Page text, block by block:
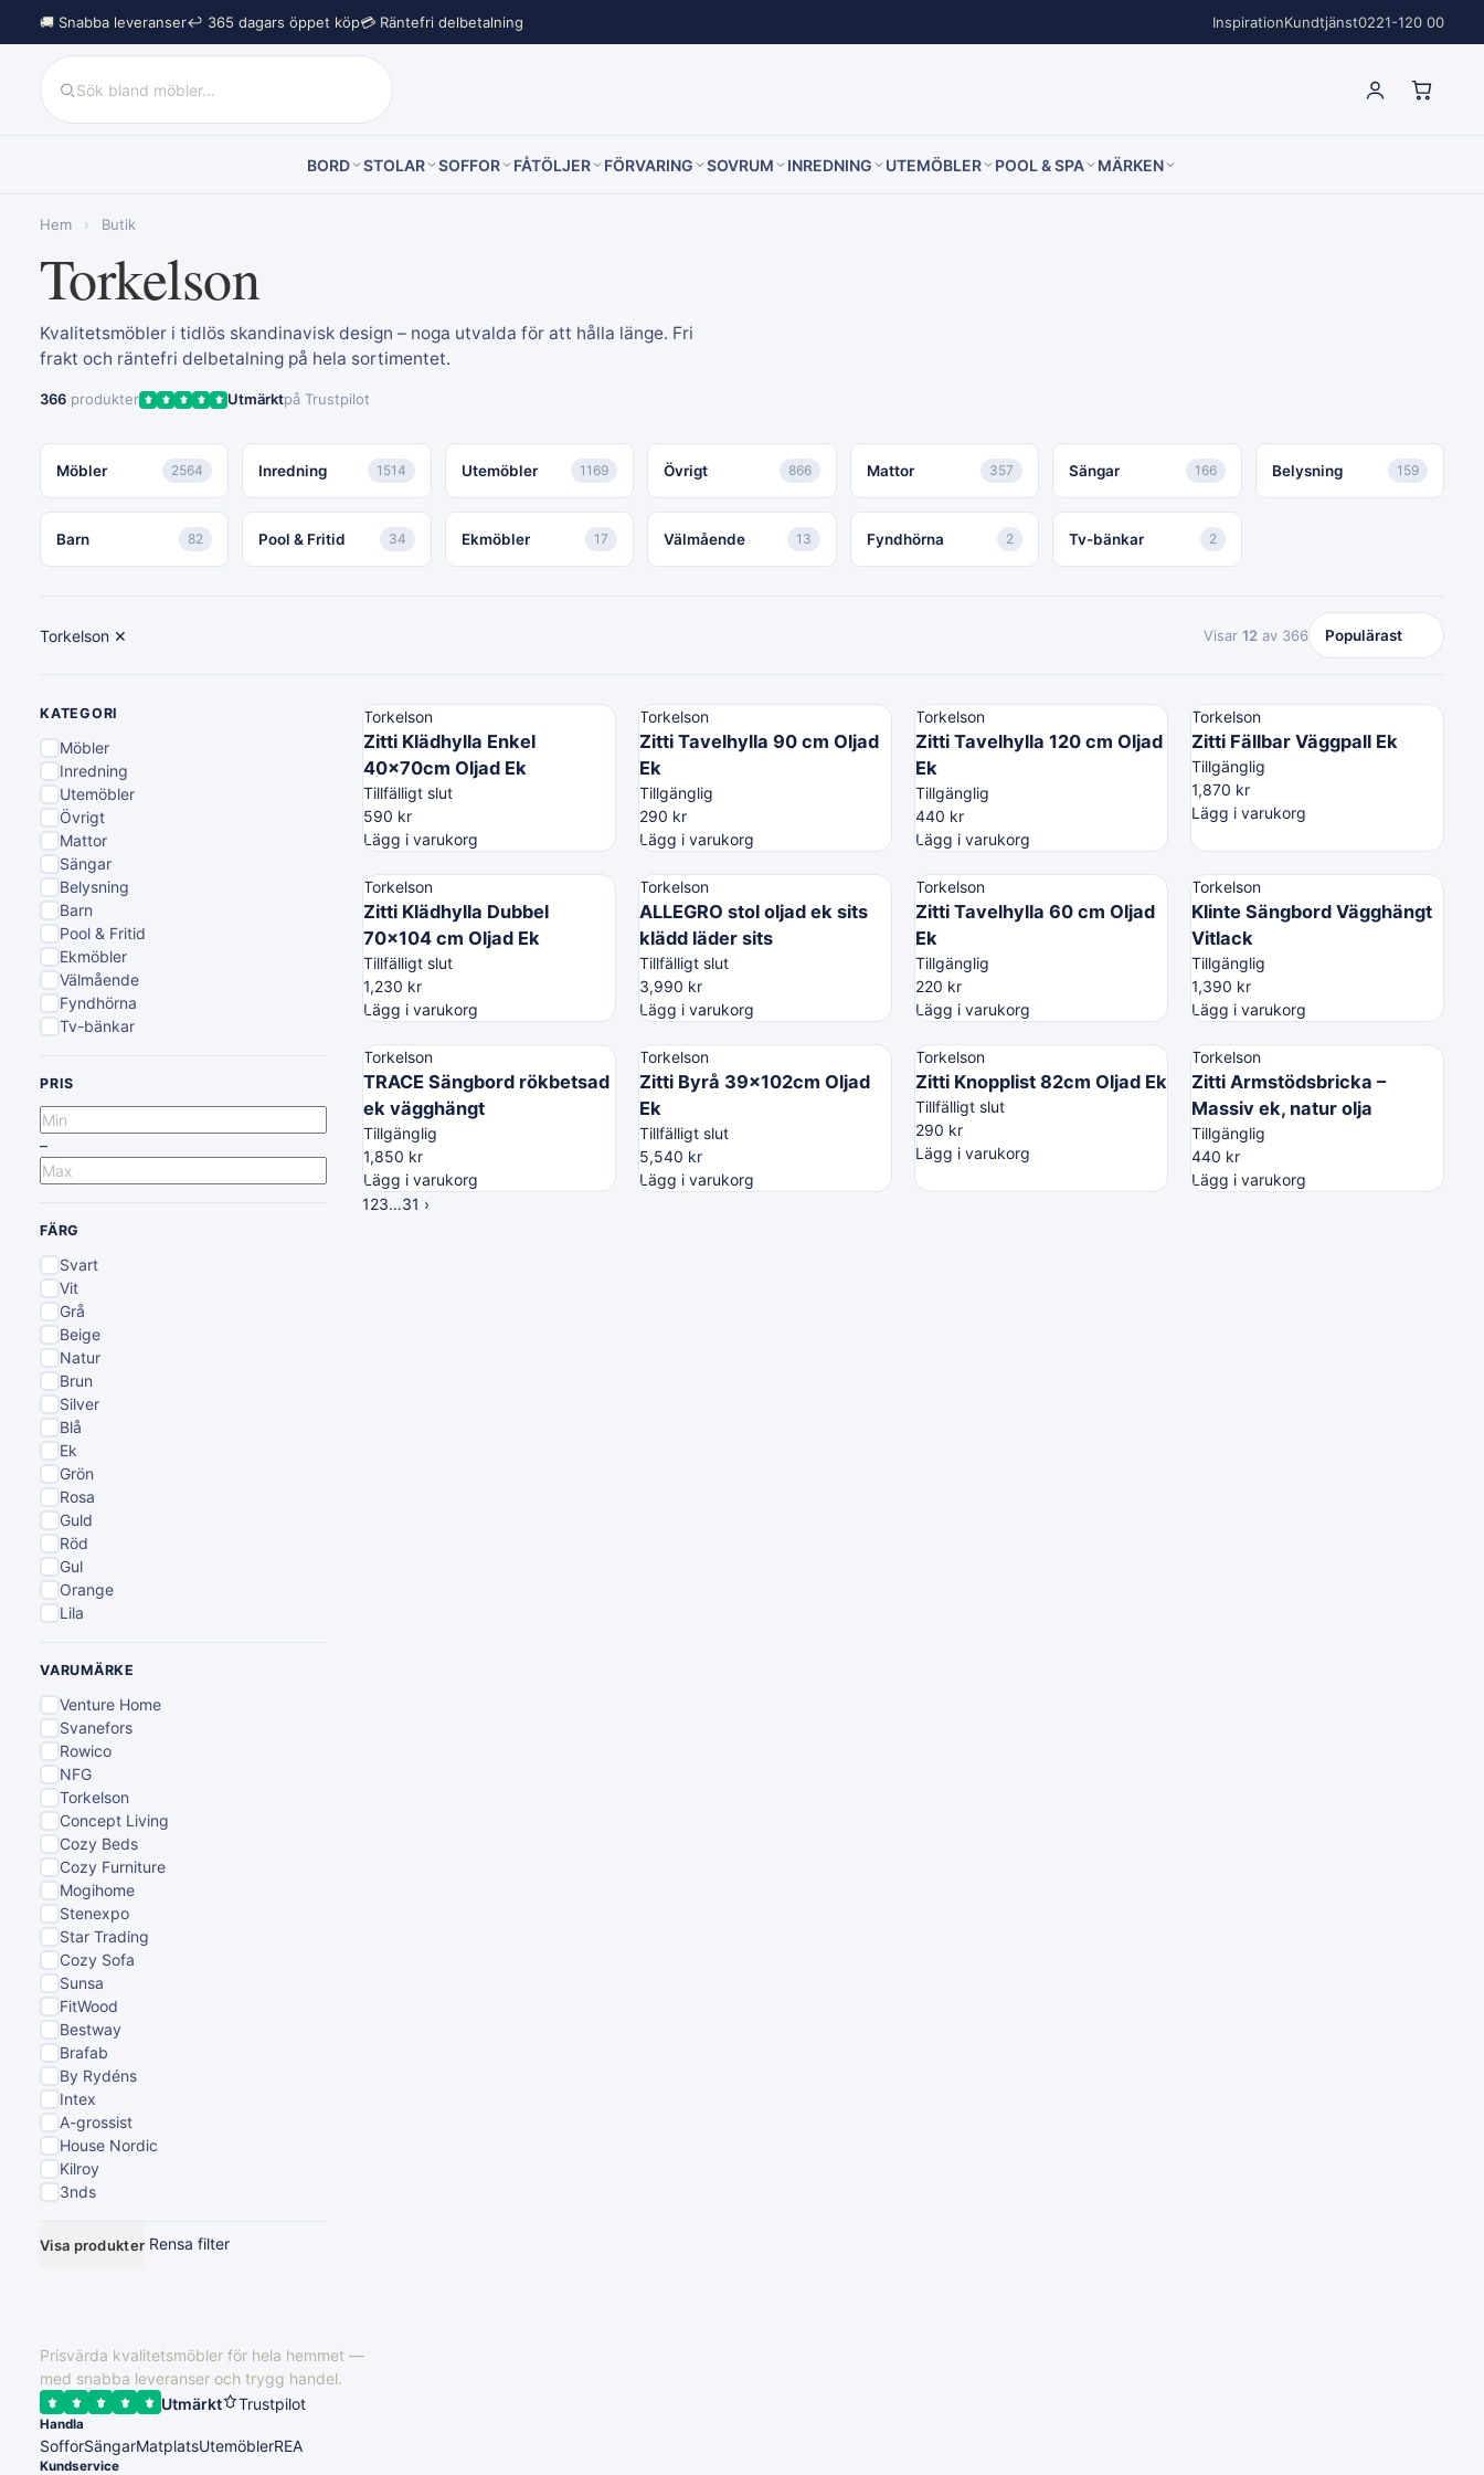
🚚 Snabba leveranser↩︎ 365 dagars öppet köp💳 Räntefri delbetalning InspirationKundtjänst0221-120 00
BORD STOLAR SOFFOR FÅTÖLJER FÖRVARING SOVRUM INREDNING UTEMÖBLER POOL & SPA MÄRKEN
Hem › Butik
Torkelson
Kvalitetsmöbler i tidlös skandinavisk design – noga utvalda för att hålla länge. Fri
frakt och räntefri delbetalning på hela sortimentet.
366 produkter Utmärktpå Trustpilot
Möbler 2564 Inredning 1514 Utemöbler 1169 Övrigt 866 Mattor 357 Sängar 166 Belysning 159
Barn 82 Pool & Fritid 34 Ekmöbler 17 Välmående 13 Fyndhörna 2 Tv-bänkar 2
Torkelson ✕ Visar 12 av 366
KATEGORI
Möbler
Inredning
Utemöbler
Övrigt
Mattor
Sängar
Belysning
Barn
Pool & Fritid
Ekmöbler
Välmående
Fyndhörna
Tv-bänkar
PRIS
–
FÄRG
Svart
Vit
Grå
Beige
Natur
Brun
Silver
Blå
Ek
Grön
Rosa
Guld
Röd
Gul
Orange
Lila
VARUMÄRKE
Venture Home
Svanefors
Rowico
NFG
Torkelson
Concept Living
Cozy Beds
Cozy Furniture
Mogihome
Stenexpo
Star Trading
Cozy Sofa
Sunsa
FitWood
Bestway
Brafab
By Rydéns
Intex
A-grossist
House Nordic
Kilroy
3nds
Visa produkter Rensa filter
Torkelson
Zitti Klädhylla Enkel
40x70cm Oljad Ek
Tillfälligt slut
590 kr
Lägg i varukorg
Torkelson
Zitti Tavelhylla 90 cm Oljad
Ek
Tillgänglig
290 kr
Lägg i varukorg
Torkelson
Zitti Tavelhylla 120 cm Oljad
Ek
Tillgänglig
440 kr
Lägg i varukorg
Torkelson
Zitti Fällbar Väggpall Ek
Tillgänglig
1,870 kr
Lägg i varukorg
Torkelson
Zitti Klädhylla Dubbel
70x104 cm Oljad Ek
Tillfälligt slut
1,230 kr
Lägg i varukorg
Torkelson
ALLEGRO stol oljad ek sits
klädd läder sits
Tillfälligt slut
3,990 kr
Lägg i varukorg
Torkelson
Zitti Tavelhylla 60 cm Oljad
Ek
Tillgänglig
220 kr
Lägg i varukorg
Torkelson
Klinte Sängbord Vägghängt
Vitlack
Tillgänglig
1,390 kr
Lägg i varukorg
Torkelson
TRACE Sängbord rökbetsad
ek vägghängt
Tillgänglig
1,850 kr
Lägg i varukorg
Torkelson
Zitti Byrå 39x102cm Oljad
Ek
Tillfälligt slut
5,540 kr
Lägg i varukorg
Torkelson
Zitti Knopplist 82cm Oljad Ek
Tillfälligt slut
290 kr
Lägg i varukorg
Torkelson
Zitti Armstödsbricka –
Massiv ek, natur olja
Tillgänglig
440 kr
Lägg i varukorg
123…31 ›
Prisvärda kvalitetsmöbler för hela hemmet —
med snabba leveranser och trygg handel.
Utmärkt
Trustpilot
Handla
SofforSängarMatplatsUtemöblerREA
Kundservice